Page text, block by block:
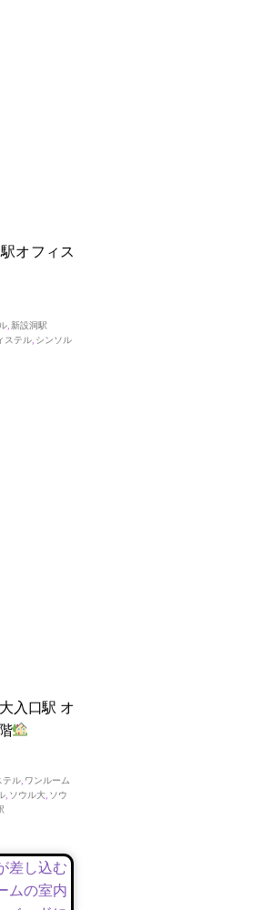
駅オフィス
,新設洞駅
ステル, シンソル
入口駅 オ
テル, ワンルーム
, ソウル大, ソウ